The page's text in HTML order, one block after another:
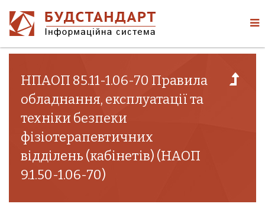
НПАОП 85.11-1.06-70 Правила
обладнання, експлуатації та
техніки безпеки
фізіотерапевтичних
відділень (кабінетів) (НАОП
9.1.50-1.06-70)